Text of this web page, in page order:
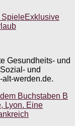
SpieleExklusive
Gesundheits- und
und
werden.de.
Buchstaben B
Lyon. Eine